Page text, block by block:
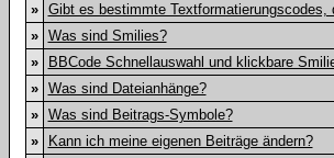
»
Gibt es bestimmte
»
Was sind Smilies?
»
BBCode Schnellauswahl und klickbare
»
Was sind Dateianhänge?
»
Was sind Beitrags-Symbole?
»
Kann ich meine eigenen Beiträge ändern?